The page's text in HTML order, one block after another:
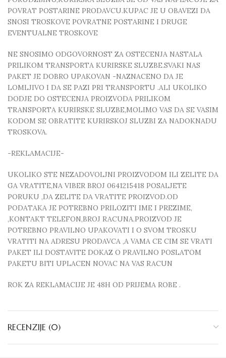
POVRAT POSTARINE PRODAVCU.KUPAC JE U OBAVEZI DA
SNOSI TROSKOVE POVRATNE POSTARINE I DRUGE
EVENTUALNE TROSKOVE
NE SNOSIMO ODGOVORNOST ZA OSTECENJA NASTALA
PRILIKOM TRANSPORTA KURIRSKE SLUZBE.SVAKI NAS
PAKET JE DOBRO UPAKOVAN -NAZNACENO DA JE
LOMLJIVO I DA SE PAZI PRI TRANSPORTU .ALI UKOLIKO
DODJE DO OSTECENJA PROIZVODA PRILIKOM
TRANSPORTA KURIRSKE SLUZBE,MOLIMO VAS DA SE VASIM
KODOM SE OBRATITE KURIRSKOJ SLUZBI ZA NADOKNADU
TROSKOVA.
-REKLAMACIJE-
UKOLIKO STE NEZADOVOLJNI PROIZVODOM ILI ZELITE DA
GA VRATITE,NA VIBER BROJ 0641215418 POSALJETE
PORUKU ,DA ZELITE DA VRATITE PROIZVOD.OD
PODATAKA JE POTREBNO PRILOZITI IME I PREZIME,
,KONTAKT TELEFON,BROJ RACUNA.PROIZVOD JE
POTREBNO PRAVILNO UPAKOVATI I O SVOM TROSKU
VRATITI NA ADRESU PRODAVCA ,A VAMA CE CIM SE VRATI
PAKET ILI DOSTAVITE DOKAZ O PRAVILNO POSLATOM
PAKETU BITI UPLACEN NOVAC NA VAS RACUN
ROK ZA REKLAMACIJE JE 48H OD PRIJEMA ROBE .
RECENZIJE (0)